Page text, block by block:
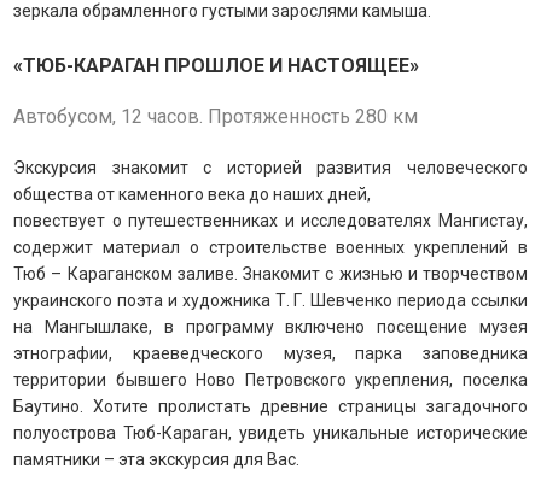
зеркала обрамленного густыми зарослями камыша.
«ТЮБ-КАРАГАН ПРОШЛОЕ И НАСТОЯЩЕЕ»
Автобусом, 12 часов. Протяженность 280 км
Экскурсия знакомит с историей развития человеческого
общества от каменного века до наших дней,
повествует о путешественниках и исследователях Мангистау,
содержит материал о строительстве военных укреплений в
Тюб – Караганском заливе. Знакомит с жизнью и творчеством
украинского поэта и художника Т. Г. Шевченко периода ссылки
на Мангышлаке, в программу включено посещение музея
этнографии, краеведческого музея, парка заповедника
территории бывшего Ново Петровского укрепления, поселка
Баутино. Хотите пролистать древние страницы загадочного
полуострова Тюб-Караган, увидеть уникальные исторические
памятники – эта экскурсия для Вас.